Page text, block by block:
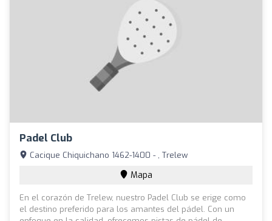
Padel Club
Cacique Chiquichano 1462-1400 - , Trelew
Mapa
En el corazón de Trelew, nuestro Padel Club se erige como
el destino preferido para los amantes del pádel. Con un